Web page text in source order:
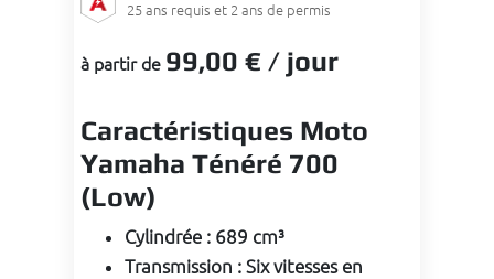
25ans requis et 2 ans de permis
à partir de 99,00 € / jour
Caractéristiques Moto
Yamaha Ténéré 700
(Low)
Cylindrée : 689 cm³
Transmission :Six vitesses en